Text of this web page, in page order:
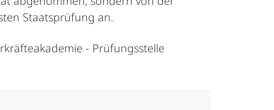
Staatsprüfung an.
- Prüfungsstelle